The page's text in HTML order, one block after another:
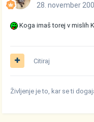
28. november
Koga imaš torej v mislih
Citiraj
Življenje je to, kar se ti